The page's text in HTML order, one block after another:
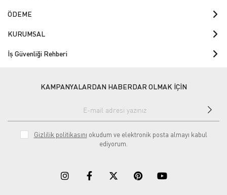
ÖDEME
KURUMSAL
İş Güvenliği Rehberi
KAMPANYALARDAN HABERDAR OLMAK İÇİN
Gizlilik politikasını okudum ve elektronik posta almayı kabul
ediyorum.